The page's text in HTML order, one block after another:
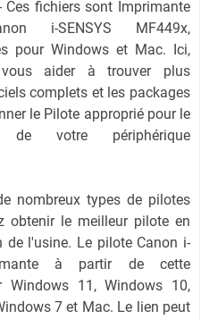
Ces fichiers sont Imprimante
i-SENSYS MF449x,
pour Windows et Mac. Ici,
aider à trouver plus
complets et les packages
le Pilote approprié pour le
de votre périphérique
nombreux types de pilotes
obtenir le meilleur pilote en
l'usine. Le pilote Canon i-
à partir de cette
11, Windows 10,
7 et Mac. Le lien peut